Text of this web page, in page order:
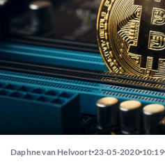
Daphne van Helvoort 23-05-2020 10:19